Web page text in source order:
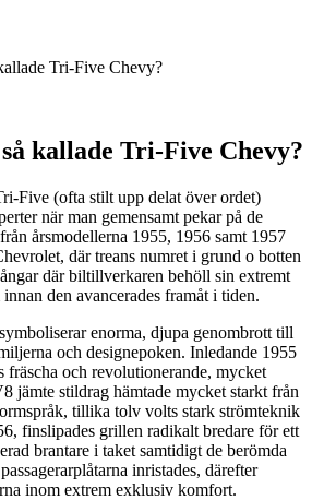
Tri-Five Chevy?
kallade Tri-Five Chevy?
Five (ofta stilt upp delat över ordet)
när man gemensamt pekar på de
årsmodellerna 1955, 1956 samt 1957
där treans numret i grund o botten
där biltillverkaren behöll sin extremt
den avancerades framåt i tiden.
enorma, djupa genombrott till
och designepoken. Inledande 1955
fräscha och revolutionerande, mycket
jämte stildrag hämtade mycket starkt från
tillika tolv volts stark strömteknik
finslipades grillen radikalt bredare för ett
brantare i taket samtidigt de berömda
inristades, därefter
inom extrem exklusiv komfort.